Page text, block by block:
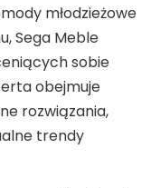
młodzieżowe
Sega Meble
sobie
obejmuje
rozwiązania,
trendy